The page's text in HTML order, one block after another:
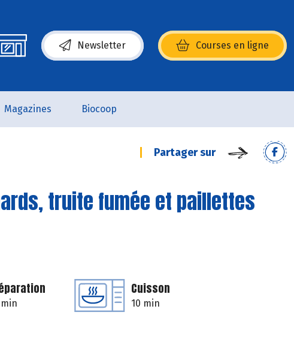
Newsletter Courses en ligne
(s’ouvre dans une nouvelle fenêtre)
Magazines Biocoop
Partager sur
truite fumée et paillettes
Cuisson
10 min